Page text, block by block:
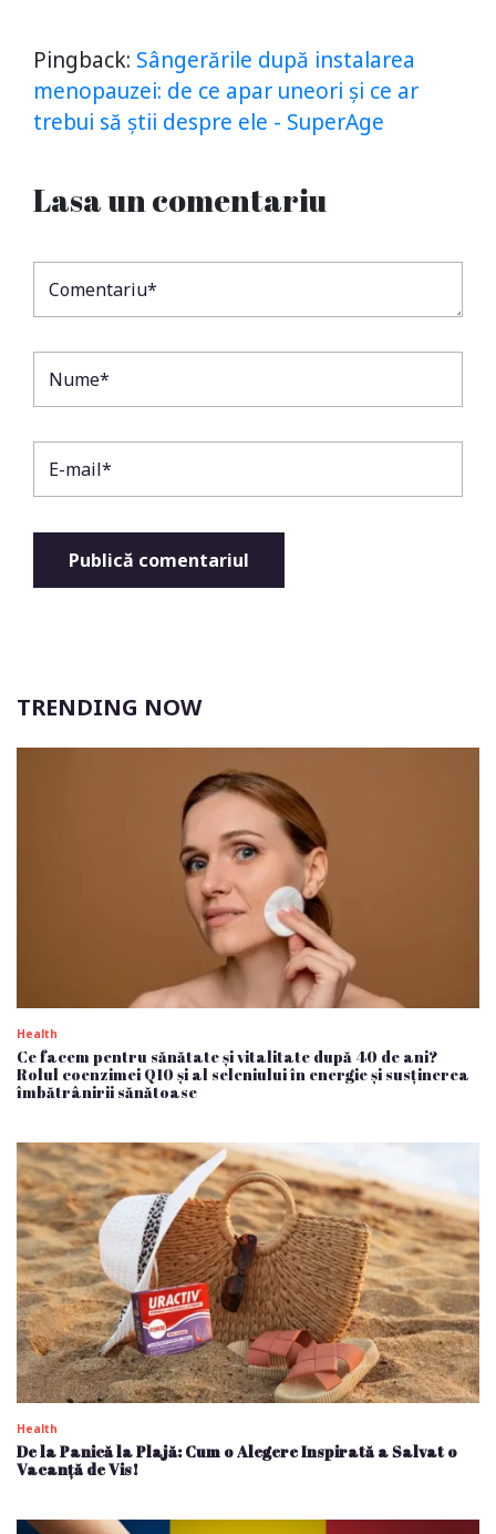
Pingback: Sângerările după instalarea
menopauzei: de ce apar uneori și ce ar
trebui să știi despre ele - SuperAge
Lasa un comentariu
TRENDING NOW
Health
Ce facem pentru sănătate și vitalitate după 40 de ani?
Rolul coenzimei Q10 și al seleniului în energie și susținerea
îmbătrânirii sănătoase
Health
De la Panică la Plajă: Cum o Alegere Inspirată a Salvat o
Vacanță de Vis!